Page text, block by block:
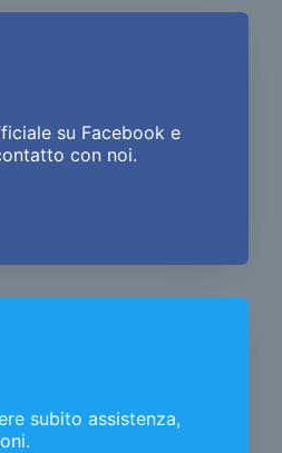
su Facebook e
con noi.
subito assistenza,